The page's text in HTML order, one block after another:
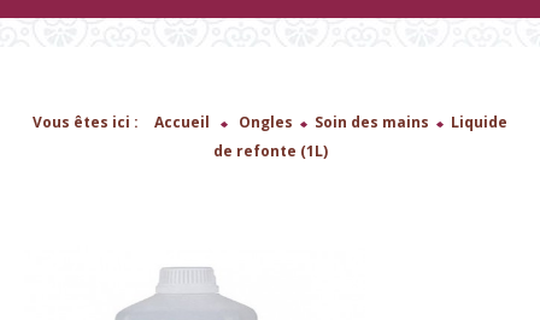
Vous êtes ici : Accueil > Ongles > Soin des mains > Liquide
de refonte (1L)